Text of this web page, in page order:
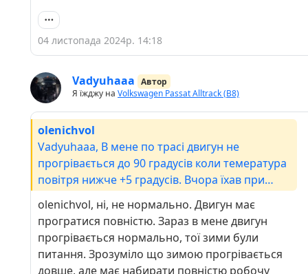
04 листопада 2024р. 14:18
Vadyuhaaa Автор
Я їжджу на Volkswagen Passat Alltrack (B8)
olenichvol
Vadyuhaaa, В мене по трасі двигун не
прогрівається до 90 градусів коли темература
повітря нижче +5 градусів. Вчора їхав при
температурі повітря +1 градус - то тільки на
підйомах (коли навантаження на двигун
збільшується ) стрілка повзла до 90 градусів. А
так всю дорогу на 2 поділки нижче (як на
останньому фото). Це ненормально?
olenichvol, ні, не нормально. Двигун має
програтися повністю. Зараз в мене двигун
прогрівається нормально, тої зими були
питання. Зрозуміло що зимою прогрівається
довше, але має набирати повністю робочу